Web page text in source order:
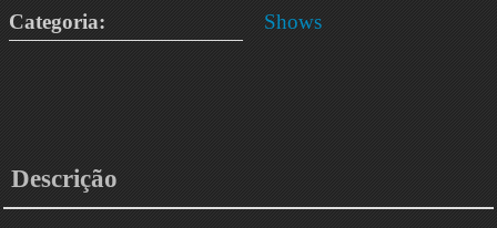
Categoria:
Shows
Descrição